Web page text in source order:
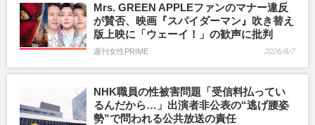
Mrs. GREEN APPLEファンのマナー違反
が賛否、映画『スパイダーマン』吹き替え
版上映に「ウェーイ！」の歓声に批判
週刊女性PRIME 2026/8/7
NHK職員の性被害問題「受信料払ってい
るんだから…」出演者非公表の“逃げ腰姿
勢”で問われる公共放送の責任